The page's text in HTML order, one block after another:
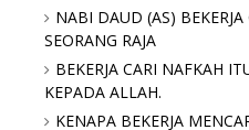
NABI DAUD (AS)
SEORANG RAJA
BEKERJA CARI NAFKAH
KEPADA ALLAH.
KENAPA BEKERJA